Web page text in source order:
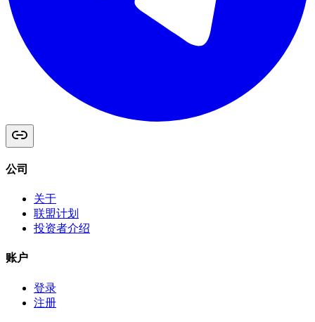
公司
关于
联盟计划
投资者介绍
账户
登录
注册